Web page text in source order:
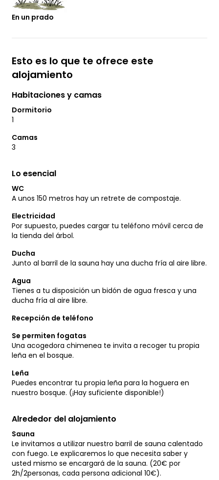
En un prado
Esto es lo que te ofrece este
alojamiento
Habitaciones y camas
Dormitorio
1
Camas
3
Lo esencial
WC
A unos 150 metros hay un retrete de compostaje.
Electricidad
Por supuesto, puedes cargar tu teléfono móvil cerca de
la tienda del árbol.
Ducha
Junto al barril de la sauna hay una ducha fría al aire libre.
Agua
Tienes a tu disposición un bidón de agua fresca y una
ducha fría al aire libre.
Recepción de teléfono
Se permiten fogatas
Una acogedora chimenea te invita a recoger tu propia
leña en el bosque.
Leña
Puedes encontrar tu propia leña para la hoguera en
nuestro bosque. (¡Hay suficiente disponible!)
Alrededor del alojamiento
Sauna
Le invitamos a utilizar nuestro barril de sauna calentado
con fuego. Le explicaremos lo que necesita saber y
usted mismo se encargará de la sauna. (20€ por
2h/2personas, cada persona adicional 10€).